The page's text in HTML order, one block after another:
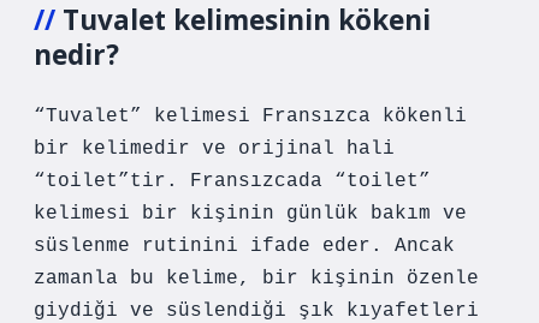
Tuvalet kelimesinin kökeni
nedir?
“Tuvalet” kelimesi Fransızca kökenli
bir kelimedir ve orijinal hali
“toilet”tir. Fransızcada “toilet”
kelimesi bir kişinin günlük bakım ve
süslenme rutinini ifade eder. Ancak
zamanla bu kelime, bir kişinin özenle
giydiği ve süslendiği şık kıyafetleri